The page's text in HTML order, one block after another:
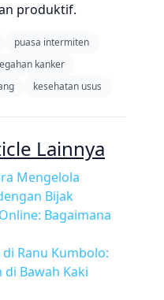
produktif.
puasa intermiten
kanker
kesehatan usus
Lainnya
Mengelola
Bijak
Bagaimana
Ranu Kumbolo:
Bawah Kaki